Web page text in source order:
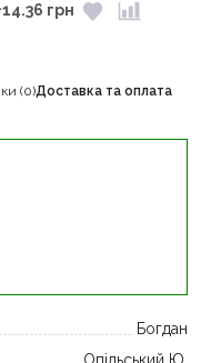
грн
(0)Доставка та оплата
Богдан
Опільський Ю.